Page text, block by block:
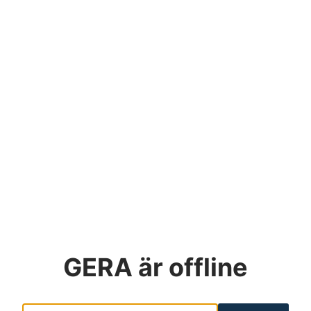
GERA är offline